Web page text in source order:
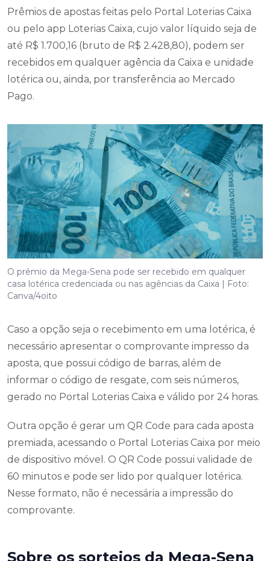
Prêmios de apostas feitas pelo Portal Loterias Caixa
ou pelo app Loterias Caixa, cujo valor líquido seja de
até R$ 1.700,16 (bruto de R$ 2.428,80), podem ser
recebidos em qualquer agência da Caixa e unidade
lotérica ou, ainda, por transferência ao Mercado
Pago.
O prêmio da Mega-Sena pode ser recebido em qualquer
casa lotérica credenciada ou nas agências da Caixa | Foto:
Canva/4oito
Caso a opção seja o recebimento em uma lotérica, é
necessário apresentar o comprovante impresso da
aposta, que possui código de barras, além de
informar o código de resgate, com seis números,
gerado no Portal Loterias Caixa e válido por 24 horas.
Outra opção é gerar um QR Code para cada aposta
premiada, acessando o Portal Loterias Caixa por meio
de dispositivo móvel. O QR Code possui validade de
60 minutos e pode ser lido por qualquer lotérica.
Nesse formato, não é necessária a impressão do
comprovante.
Sobre os sorteios da Mega-Sena